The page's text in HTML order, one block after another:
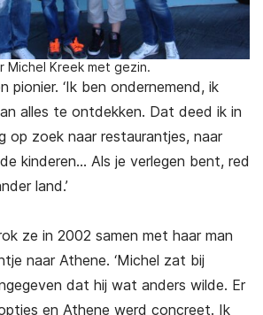
Michel Kreek met gezin.
pionier. ‘Ik ben ondernemend, ik
alles te ontdekken. Dat deed ik in
op zoek naar restaurantjes, naar
kinderen… Als je verlegen bent, red
land.’
ze in 2002 samen met haar man
naar Athene. ‘Michel zat bij
dat hij wat anders wilde. Er
en Athene werd concreet. Ik